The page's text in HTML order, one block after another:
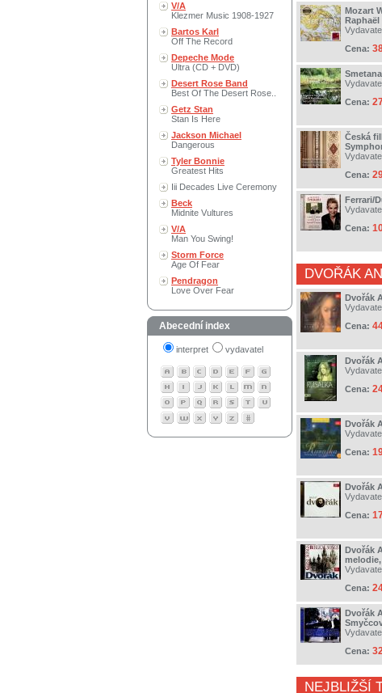
V/A
Klezmer Music 1908-1927
Bartos Karl
Off The Record
Depeche Mode
Ultra (CD + DVD)
Desert Rose Band
Best Of The Desert Rose..
Getz Stan
Stan Is Here
Jackson Michael
Dangerous
Tyler Bonnie
Greatest Hits
Iii Decades Live Ceremony
Beck
Midnite Vultures
V/A
Man You Swing!
Storm Force
Age Of Fear
Pendragon
Love Over Fear
Abecední index
interpret vydavatel
Mozart
Raphaël
Cena:
Cena:
Česká
Cena:
Ferrari/
Cena:
DVOŘÁK
Dvořák
Cena:
Dvořák
Cena:
Dvořák
Cena:
Dvořák
Cena:
Dvořák
Cena:
Dvořák
Cena:
NEJBLIŽŠÍ